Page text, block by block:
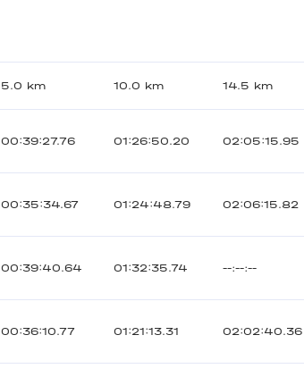
5.0 km 10.0 km 14.5 km
00:39:27.76 01:26:50.20 02:05:15.95
00:35:34.67 01:24:48.79 02:06:15.82
00:39:40.64 01:32:35.74 --:--:--
00:36:10.77 01:21:13.31 02:02:40.36